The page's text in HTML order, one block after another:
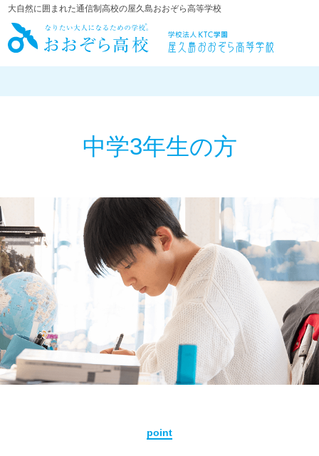
大自然に囲まれた通信制高校の屋久島おおぞら高等学校
中学3年生の方
point